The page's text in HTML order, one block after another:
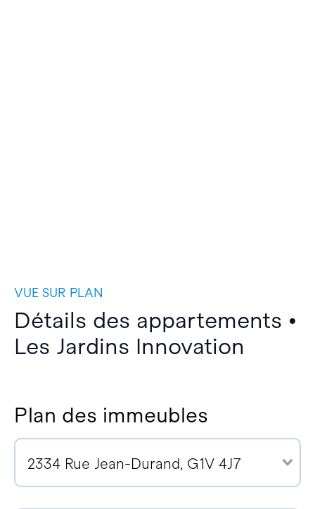
VUE SUR PLAN
Détails des appartements •
Les Jardins Innovation
Plan des immeubles
2334 Rue Jean-Durand, G1V 4J7